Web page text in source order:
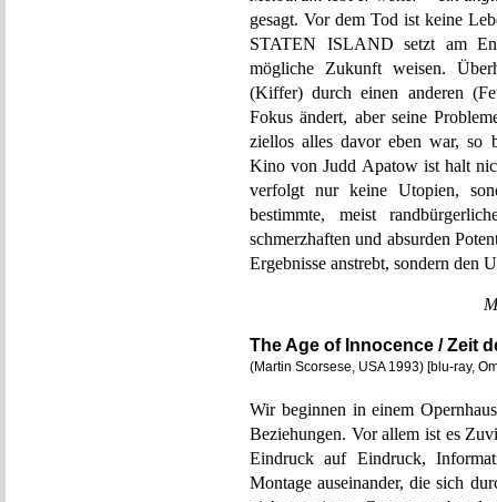
gesagt. Vor dem Tod ist keine
STATEN ISLAND setzt am
mögliche Zukunft weisen.
(Kiffer) durch einen anderen
Fokus ändert, aber seine
ziellos alles davor eben war, so
Kino von Judd Apatow ist halt
verfolgt nur keine Utopien,
bestimmte, meist
schmerzhaften und absurden
Ergebnisse anstrebt, sondern den
The Age of Innocence / Zeit
(Martin Scorsese, USA 1993) [blu-ray,
Wir beginnen in einem
Beziehungen. Vor allem ist es
Eindruck auf Eindruck,
Montage auseinander, die sich